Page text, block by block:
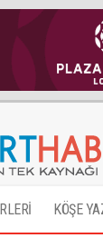
KÖŞE